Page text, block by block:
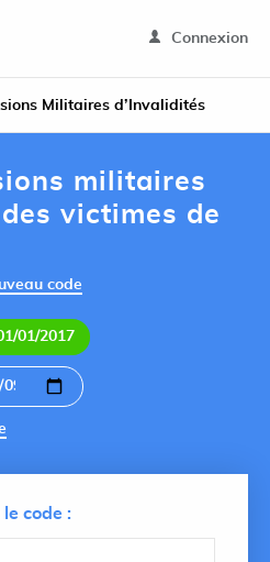
Connexion
Militaires d’Invalidités
militaires
victimes de
code
01/2017
code :